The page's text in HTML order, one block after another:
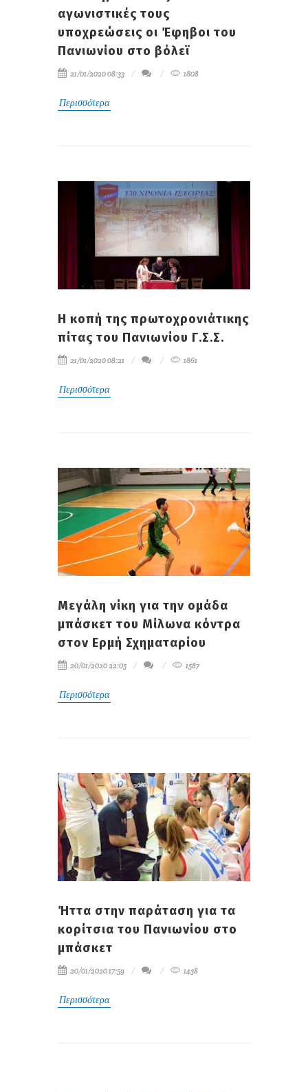
αγωνιστικές τους
υποχρεώσεις οι Έφηβοι του
Πανιωνίου στο βόλεϊ
21/01/2020 08:33 1808
Περισσότερα
Η κοπή της πρωτοχρονιάτικης
πίτας του Πανιωνίου Γ.Σ.Σ.
21/01/2020 08:21 1861
Περισσότερα
Μεγάλη νίκη για την ομάδα
μπάσκετ του Μίλωνα κόντρα
στον Ερμή Σχηματαρίου
20/01/2020 22:05 1587
Περισσότερα
Ήττα στην παράταση για τα
κορίτσια του Πανιωνίου στο
μπάσκετ
20/01/2020 17:59 1438
Περισσότερα